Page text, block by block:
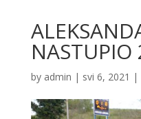
NASTUPIO
by admin | svi 6, 2021 |